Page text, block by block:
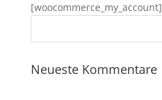
[woocommerce_my_account]
Neueste Kommentare